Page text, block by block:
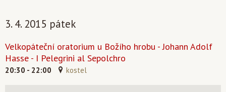
3. 4. 2015 pátek
Velkopáteční oratorium u Božího hrobu - Johann Adolf
Hasse - I Pelegrini al Sepolchro
20:30 - 22:00 kostel